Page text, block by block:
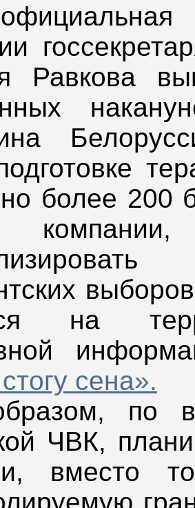
Равкова
более 200
на
сена».
по
ЧВК,
вместо